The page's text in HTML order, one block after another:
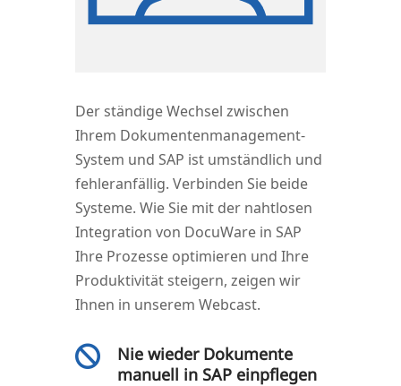
Der stän­di­ge Wech­sel zwi­schen
Ihrem Doku­men­ten­ma­nage­ment-
Sys­tem und SAP ist umständ­lich und
feh­ler­an­fäl­lig. Ver­bin­den Sie bei­de
Sys­te­me. Wie Sie mit der naht­lo­sen
Inte­gra­ti­on von Docu­Wa­re in SAP
Ihre Pro­zes­se opti­mie­ren und Ihre
Pro­duk­ti­vi­tät stei­gern, zei­gen wir
Ihnen in unse­rem Webcast.

Nie wieder Dokumente
manuell in SAP einpflegen